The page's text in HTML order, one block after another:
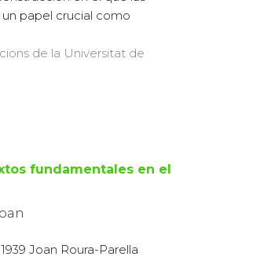
papel crucial como
de la Universitat de
fundamentales en el
Joan Roura-Parella